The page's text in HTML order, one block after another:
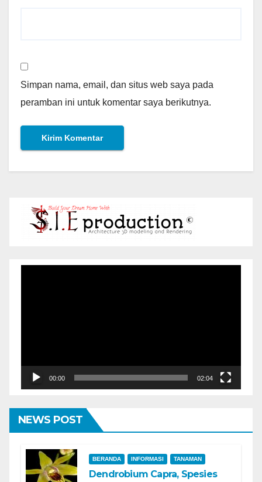
Simpan nama, email, dan situs web saya pada
peramban ini untuk komentar saya berikutnya.
00:00 02:04
NEWS POST
BERANDA INFORMASI TANAMAN
Dendrobium Capra, Spesies